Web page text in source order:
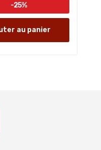
-25%
au panier